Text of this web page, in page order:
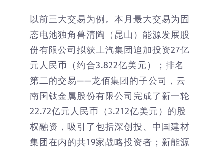
以前三大交易为例。本月最大交易为固
态电池独角兽清陶（昆山）能源发展股
份有限公司拟获上汽集团追加投资27亿
元人民币（约合3.822亿美元）；排名
第二的交易——龙佰集团的子公司，云
南国钛金属股份有限公司完成了新一轮
22.72亿元人民币（3.212亿美元）的股
权融资，吸引了包括深创投、中国建材
集团在内的共19家战略投资者；新能源